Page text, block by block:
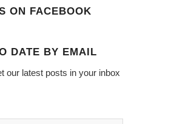
ON FACEBOOK
DATE BY EMAIL
our latest posts in your inbox